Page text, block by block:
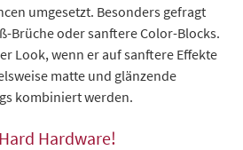
umgesetzt. Besonders gefragt
Brüche oder sanftere Color-Blocks.
Look, wenn er auf sanftere Effekte
matte und glänzende
kombiniert werden.
Hardware!